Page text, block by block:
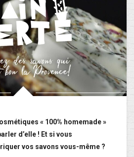
« 100% homemade »
d’elle ! Et si vous
vos savons vous-même ?